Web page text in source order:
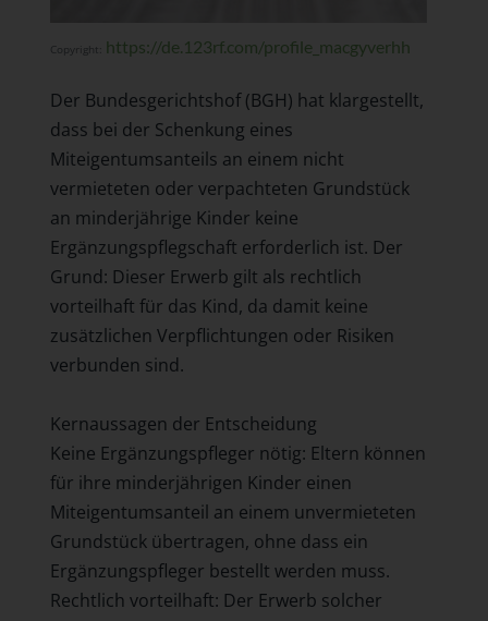
Copyright: https://de.123rf.com/profile_macgyverhh
Der Bundesgerichtshof (BGH) hat klargestellt,
dass bei der Schenkung eines
Miteigentumsanteils an einem nicht
vermieteten oder verpachteten Grundstück
an minderjährige Kinder keine
Ergänzungspflegschaft erforderlich ist. Der
Grund: Dieser Erwerb gilt als rechtlich
vorteilhaft für das Kind, da damit keine
zusätzlichen Verpflichtungen oder Risiken
verbunden sind.
Kernaussagen der Entscheidung
Keine Ergänzungspfleger nötig: Eltern können
für ihre minderjährigen Kinder einen
Miteigentumsanteil an einem unvermieteten
Grundstück übertragen, ohne dass ein
Ergänzungspfleger bestellt werden muss.
Rechtlich vorteilhaft: Der Erwerb solcher